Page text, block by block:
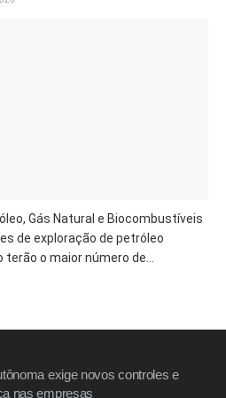
Gás Natural e Biocombustíveis
de exploração de petróleo
o maior número de...
exige novos controles e
nas empresas